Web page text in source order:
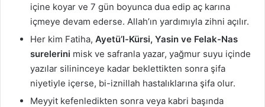
içine koyar ve 7 gün boyunca dua edip aç karına
içmeye devam ederse. Allah’ın yardımıyla zihni açılır.
Her kim Fatiha, Ayetü’l-Kürsi, Yasin ve Felak-Nas
surelerini misk ve safranla yazar, yağmur suyu içinde
yazılar silininceye kadar beklettikten sonra şifa
niyetiyle içerse, bi-iznillah hastalıklarına şifa olur.
Meyyit kefenledikten sonra veya kabri başında